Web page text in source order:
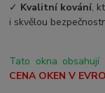
✓ Kvalitní kování,
i skvělou
Tato okna
CENA OKEN V